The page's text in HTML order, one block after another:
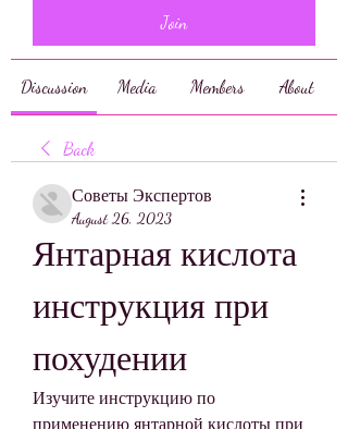
Join
Discussion Media Members About
Back
Советы Экспертов
August 26, 2023
Янтарная кислота
инструкция при
похудении
Изучите инструкцию по
применению янтарной кислоты при